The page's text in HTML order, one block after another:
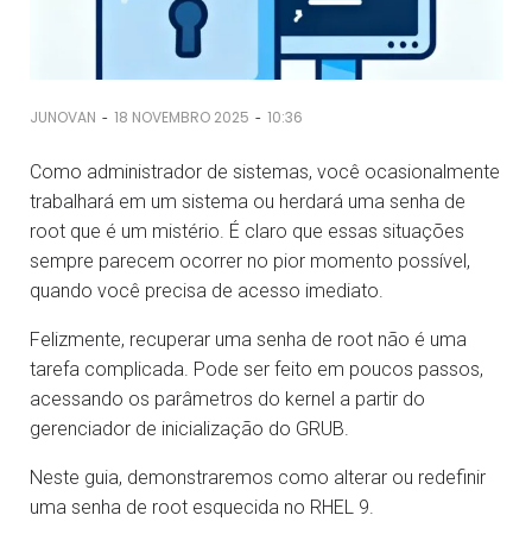
JUNOVAN - 18 NOVEMBRO 2025 - 10:36
Como administrador de sistemas, você ocasionalmente
trabalhará em um sistema ou herdará uma senha de
root que é um mistério. É claro que essas situações
sempre parecem ocorrer no pior momento possível,
quando você precisa de acesso imediato.
Felizmente, recuperar uma senha de root não é uma
tarefa complicada. Pode ser feito em poucos passos,
acessando os parâmetros do kernel a partir do
gerenciador de inicialização do GRUB.
Neste guia, demonstraremos como alterar ou redefinir
uma senha de root esquecida no RHEL 9.